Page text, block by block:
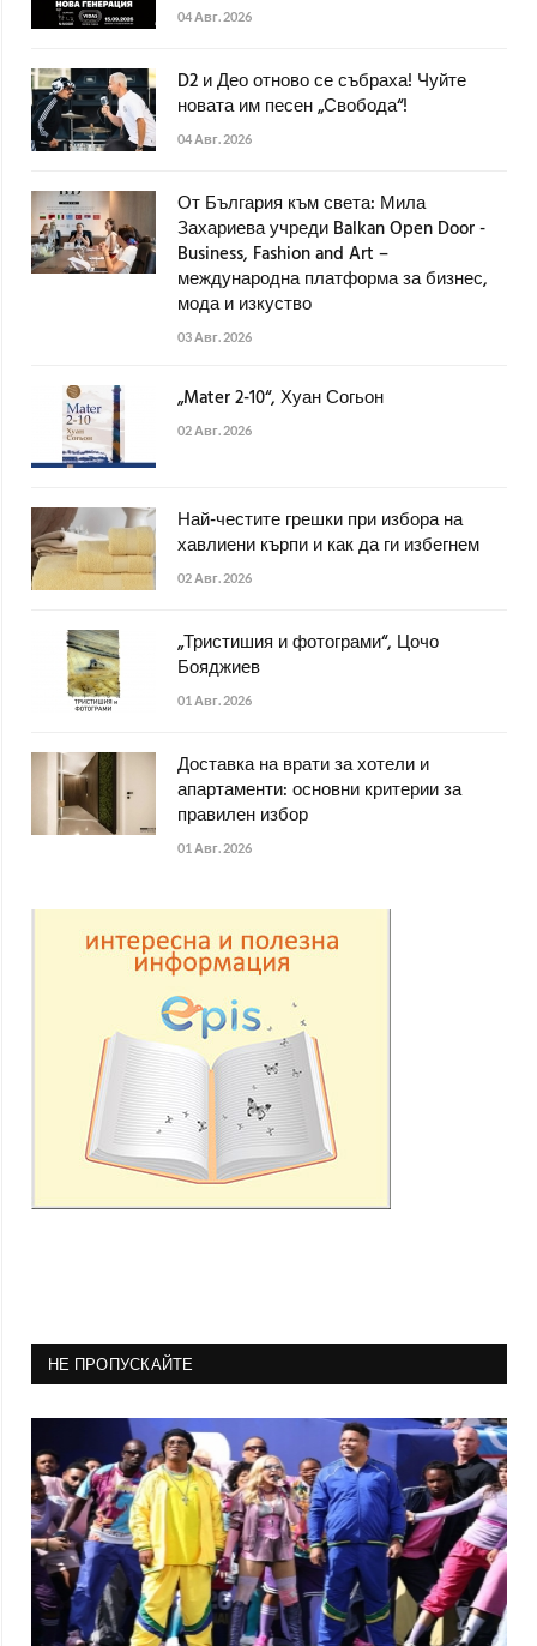
04 Авг. 2026
D2 и Део отново се събраха! Чуйте
новата им песен „Свобода“!
04 Авг. 2026
От България към света: Мила
Захариева учреди Balkan Open Door -
Business, Fashion and Art –
международна платформа за бизнес,
мода и изкуство
03 Авг. 2026
„Mater 2-10“, Хуан Согьон
02 Авг. 2026
Най-честите грешки при избора на
хавлиени кърпи и как да ги избегнем
02 Авг. 2026
„Тристишия и фотограми“, Цочо
Бояджиев
01 Авг. 2026
Доставка на врати за хотели и
апартаменти: основни критерии за
правилен избор
01 Авг. 2026
НЕ ПРОПУСКАЙТЕ